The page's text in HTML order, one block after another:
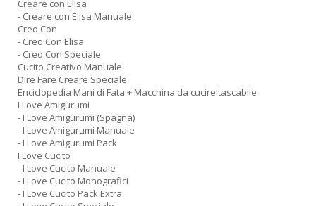
Creare con Elisa
- Creare con Elisa Manuale
Creo Con
- Creo Con Elisa
- Creo Con Speciale
Cucito Creativo Manuale
Dire Fare Creare Speciale
Enciclopedia Mani di Fata + Macchina da cucire tascabile
I Love Amigurumi
- I Love Amigurumi (Spagna)
- I Love Amigurumi Manuale
- I Love Amigurumi Pack
I Love Cucito
- I Love Cucito Manuale
- I Love Cucito Monografici
- I Love Cucito Pack Extra